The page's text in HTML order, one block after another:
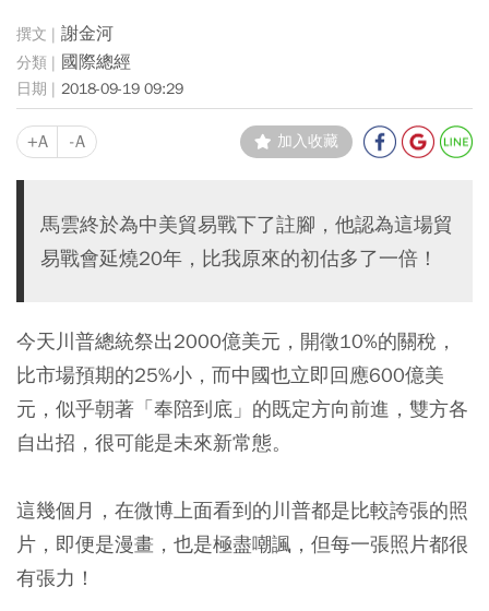
謝金河
國際總經
2018-09-19 09:29
+A -A 加入收藏
馬雲終於為中美貿易戰下了註腳，他認為這場貿
易戰會延燒20年，比我原來的初估多了一倍！
今天川普總統祭出2000億美元，開徵10%的關稅，
比市場預期的25%小，而中國也立即回應600億美
元，似乎朝著「奉陪到底」的既定方向前進，雙方各
自出招，很可能是未來新常態。
這幾個月，在微博上面看到的川普都是比較誇張的照
片，即便是漫畫，也是極盡嘲諷，但每一張照片都很
有張力！